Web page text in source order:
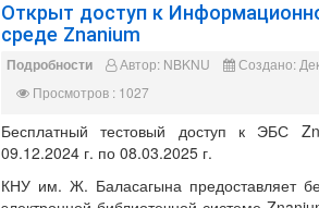
Открыт доступ к
среде Znanium
Подробности Автор: NBKNU
Создано:
Просмотров : 1027
Бесплатный тестовый доступ к ЭБС
09.12.2024 г. по 08.03.2025 г.
КНУ им. Ж. Баласагына предоставляет